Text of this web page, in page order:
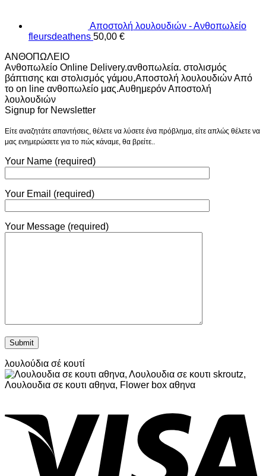
Αποστολή λουλουδιών - Ανθοπωλείο
fleursdeathens 50,00 €
ΑΝΘΟΠΩΛΕΙΟ
Ανθοπωλείο Online Delivery.ανθοπωλεία. στολισμός
βάπτισης και στολισμός γάμου,Αποστολή λουλουδιών Από
το on line ανθοπωλείο μας.Αυθημερόν Αποστολή
λουλουδιών
Signup for Newsletter
Είτε αναζητάτε απαντήσεις, θέλετε να λύσετε ένα πρόβλημα, είτε απλώς θέλετε να
μας ενημερώσετε για το πώς κάναμε, θα βρείτε..
Your Name (required)
Your Email (required)
Your Message (required)
λουλούδια σέ κουτί